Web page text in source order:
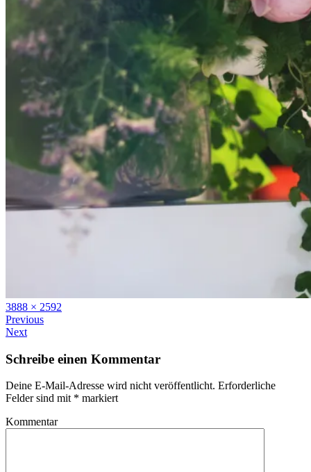
Full
size
3888 × 2592
Previous
Next
Schreibe einen Kommentar
Deine E-Mail-Adresse wird nicht veröffentlicht. Erforderliche
Felder sind mit * markiert
Kommentar